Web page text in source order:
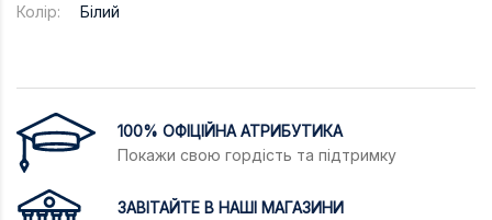
Колір:
Білий
100% ОФІЦІЙНА АТРИБУТИКА
Покажи свою гордість та підтримку
ЗАВІТАЙТЕ В НАШІ МАГАЗИНИ